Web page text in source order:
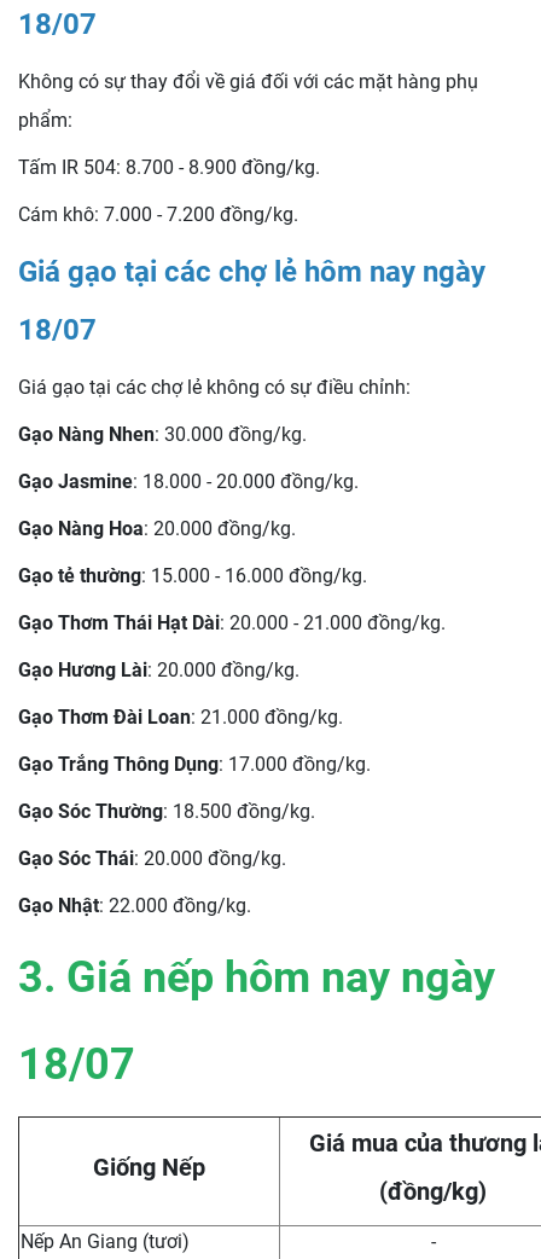
18/07
Không có sự thay đổi về giá đối với các mặt hàng phụ
phẩm:
Tấm IR 504: 8.700 - 8.900 đồng/kg.
Cám khô: 7.000 - 7.200 đồng/kg.
Giá gạo tại các chợ lẻ hôm nay ngày
18/07
Giá gạo tại các chợ lẻ không có sự điều chỉnh:
Gạo Nàng Nhen: 30.000 đồng/kg.
Gạo Jasmine: 18.000 - 20.000 đồng/kg.
Gạo Nàng Hoa: 20.000 đồng/kg.
Gạo tẻ thường: 15.000 - 16.000 đồng/kg.
Gạo Thơm Thái Hạt Dài: 20.000 - 21.000 đồng/kg.
Gạo Hương Lài: 20.000 đồng/kg.
Gạo Thơm Đài Loan: 21.000 đồng/kg.
Gạo Trắng Thông Dụng: 17.000 đồng/kg.
Gạo Sóc Thường: 18.500 đồng/kg.
Gạo Sóc Thái: 20.000 đồng/kg.
Gạo Nhật: 22.000 đồng/kg.
3. Giá nếp hôm nay ngày
18/07
Giống Nếp
Giá mua của thương
(đồng/kg)
Nếp An Giang (tươi) -